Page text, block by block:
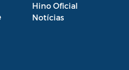
Hino Oficial
Notícias